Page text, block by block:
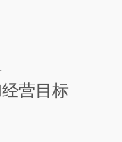
营目标